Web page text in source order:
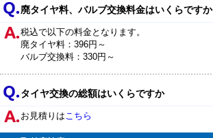
廃タイヤ料、バルブ交換料金はいくらですか
税込で以下の料金となります。
廃タイヤ料：396円～
バルブ交換料：330円～
タイヤ交換の総額はいくらですか
お見積りはこちら